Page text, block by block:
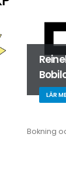
LÄR
Bokning